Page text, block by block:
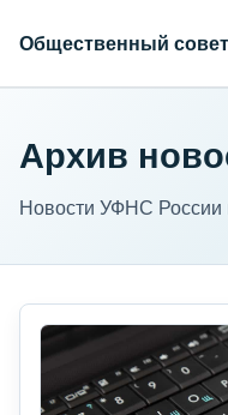
Общественный совет
Архив
Новости УФНС России